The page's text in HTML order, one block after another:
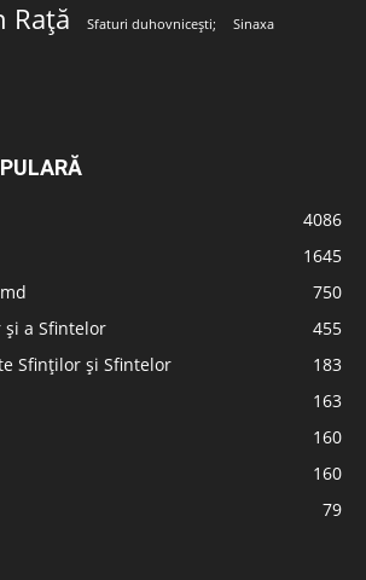
Rață Sfaturi duhovnicești; Sinaxa
4086
1645
750
și a Sfintelor
455
Sfinților și Sfintelor
183
163
160
160
79